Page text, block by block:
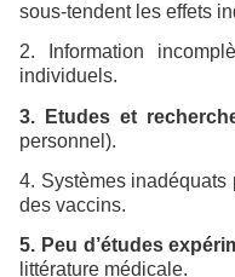
sous-tendent les effets
2. Information
individuels.
3. Etudes et
personnel).
4. Systèmes
des vaccins.
5. Peu d’études
littérature médicale.